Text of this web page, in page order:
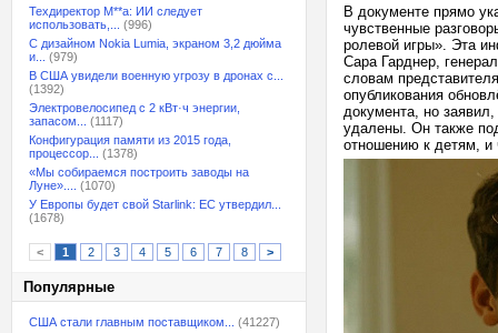
Техдиректор M**a: ИИ следует
использовать,...
(996)
С дизайном Nokia Lumia, экраном 3,2 дюйма
и...
(979)
В США увидели военную угрозу в дронах с...
(1392)
Электровелосипед с 2 кВт·ч энергии,
запасом...
(1117)
Конфигурация памяти из 2015 года,
процессор...
(1378)
«Мы собираемся построить заводы на
Луне»....
(1070)
У Европы будет свой Starlink: ЕС утвердил...
(1678)
< 1 2 3 4 5 6 7 8 >
Популярные
США стали главным поставщиком...
(41227)
В документе прямо
чувственные
ролевой игры». Эта
Сара Гарднер,
словам
опубликования
документа, но
удалены. Он также
отношению к детям, и